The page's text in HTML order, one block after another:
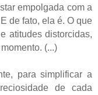
empolgada com a
de fato, ela é. O que
atitudes distorcidas,
(...)
para simplificar a
de cada